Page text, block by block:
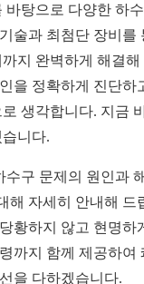
바탕으로 다양한 하
술과 최첨단 장비를
지 완벽하게 해결해
을 정확하게 진단하
생각합니다. 지금
니다.
수구 문제의 원인과
해 자세히 안내해 드
황하지 않고 현명하
까지 함께 제공하여
을 다하겠습니다.